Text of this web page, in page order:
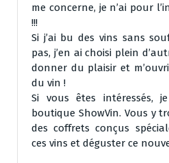
me concerne, je n’ai pour
!!!
Si j’ai bu des vins sans
pas, j’en ai choisi plein
donner du plaisir et
du vin !
Si vous êtes intéressés,
boutique ShowVin. Vous y
des coffrets conçus
ces vins et déguster ce